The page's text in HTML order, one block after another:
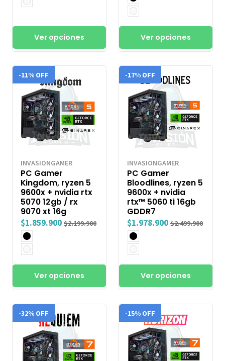
Ver opciones Ver opciones
-11% OFF
INVASIONGAMER
PC Gamer
Kingdom, ryzen 5
9600x + nvidia rtx
5070 12gb / rx
9070 xt 16g
$1.859.900 $2.199.900
Ver opciones
-17% OFF
INVASIONGAMER
PC Gamer
Bloodlines, ryzen 5
9600x + nvidia
rtx™ 5060 ti 16gb
GDDR7
$1.978.900 $2.499.900
Ver opciones
-32% OFF -15% OFF